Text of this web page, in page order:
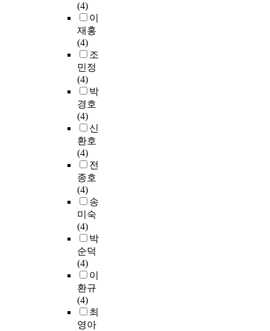
(4)
이
재홍
(4)
조
민정
(4)
박
경호
(4)
신
환호
(4)
전
종호
(4)
송
미숙
(4)
박
순덕
(4)
이
환규
(4)
최
영아